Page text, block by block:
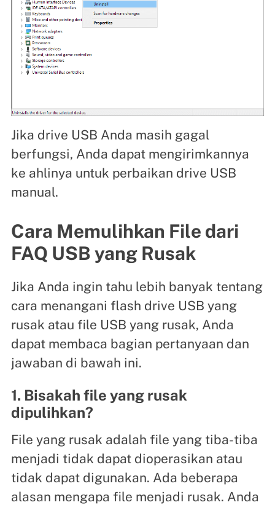
Jika drive USB Anda masih gagal
berfungsi, Anda dapat mengirimkannya
ke ahlinya untuk perbaikan drive USB
manual.
Cara Memulihkan File dari
FAQ USB yang Rusak
Jika Anda ingin tahu lebih banyak tentang
cara menangani flash drive USB yang
rusak atau file USB yang rusak, Anda
dapat membaca bagian pertanyaan dan
jawaban di bawah ini.
1. Bisakah file yang rusak
dipulihkan?
File yang rusak adalah file yang tiba-tiba
menjadi tidak dapat dioperasikan atau
tidak dapat digunakan. Ada beberapa
alasan mengapa file menjadi rusak. Anda